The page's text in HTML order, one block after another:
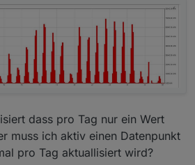
dass pro Tag nur ein Wert
muss ich aktiv einen Datenpunkt
pro Tag aktuallisiert wird?